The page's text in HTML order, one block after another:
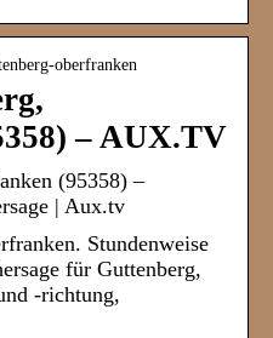
oberfranken
– AUX.TV
(95358) –
| Aux.tv
Stundenweise
für Guttenberg,
-richtung,